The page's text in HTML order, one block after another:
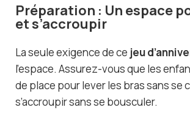
Préparation : Un espace pour s’étirer
et s’accroupir
La seule exigence de ce jeu
l’espace. Assurez-vous que les
de place pour lever les bras sans se
s’accroupir sans se bousculer.